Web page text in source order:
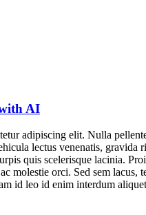
AI
adipiscing elit. Nulla
lectus venenatis, gravida
quis scelerisque lacinia.
molestie orci. Sed sem
id leo id enim interdum